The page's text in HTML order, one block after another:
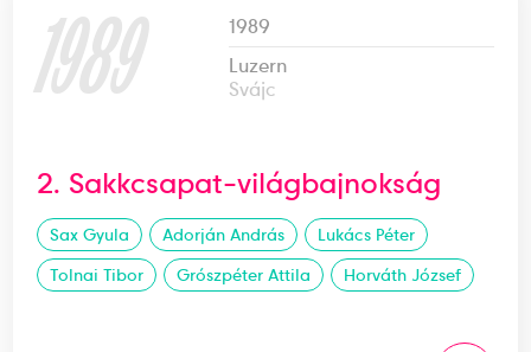
1989
1989
Luzern
Svájc
2. Sakkcsapat-világbajnokság
Sax Gyula Adorján András
Lukács Péter
Tolnai Tibor
Grószpéter Attila Horváth József